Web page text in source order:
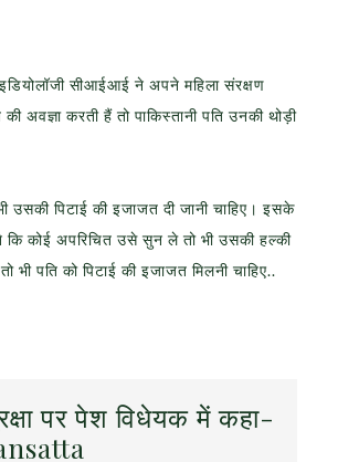
सीआईआई ने अपने महिला संरक्षण
अवज्ञा करती हैं तो पाकिस्तानी पति उनकी थोड़ी
उसकी पिटाई की इजाजत दी जानी चाहिए। इसके
कोई अपरिचित उसे सुन ले तो भी उसकी हल्की
भी पति को पिटाई की इजाजत मिलनी चाहिए..
पर पेश विधेयक में कहा-